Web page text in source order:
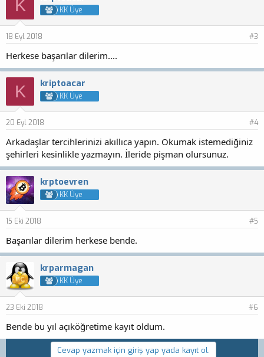
K KK Üye
18 Eyl 2018 #3
Herkese başarılar dilerim....
K kriptoacar
KK Üye
20 Eyl 2018 #4
Arkadaşlar tercihlerinizi akıllıca yapın. Okumak istemediğiniz
şehirleri kesinlikle yazmayın. İleride pişman olursunuz.
krptoevren
KK Üye
15 Eki 2018 #5
Başarılar dilerim herkese bende.
krparmagan
KK Üye
23 Eki 2018 #6
Bende bu yıl açıköğretime kayıt oldum.
Cevap yazmak için giriş yap yada kayıt ol.